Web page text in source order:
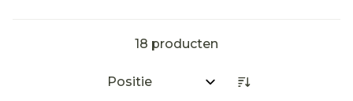
18 producten
Sorteer op: